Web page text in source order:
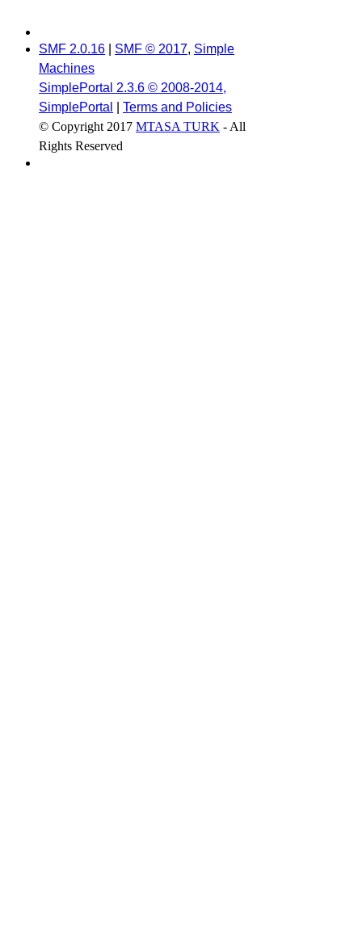
SMF 2.0.16 SMF © 2017, Simple
Machines
SimplePortal 2.3.6 © 2008-2014,
SimplePortal
Terms and Policies
© Copyright 2017 MTASA TURK - All
Rights Reserved